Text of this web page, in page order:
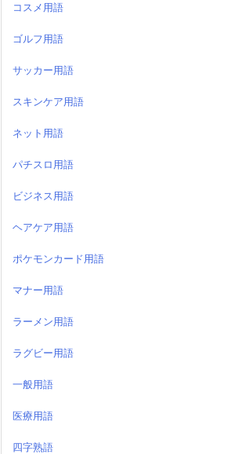
コスメ用語
ゴルフ用語
サッカー用語
スキンケア用語
ネット用語
パチスロ用語
ビジネス用語
ヘアケア用語
ポケモンカード用語
マナー用語
ラーメン用語
ラグビー用語
一般用語
医療用語
四字熟語